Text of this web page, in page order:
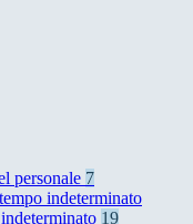
personale 7
indeterminato
19